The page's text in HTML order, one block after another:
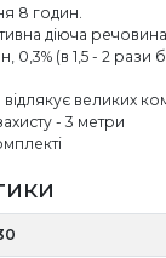
8 годин.
діюча
0,3% (в 1,5 - 2 рази
великих
- 3 метри